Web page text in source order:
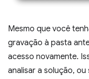
Mesmo que você
gravação à pasta
acesso novamente.
analisar a solução,